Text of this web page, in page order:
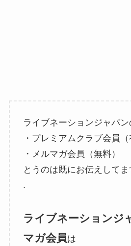
ライブネーションジャパ
・プレミアムクラブ会員（
・メルマガ会員（無料）
とうのは既にお伝えして
.
ライブネーションジ
マガ会員は